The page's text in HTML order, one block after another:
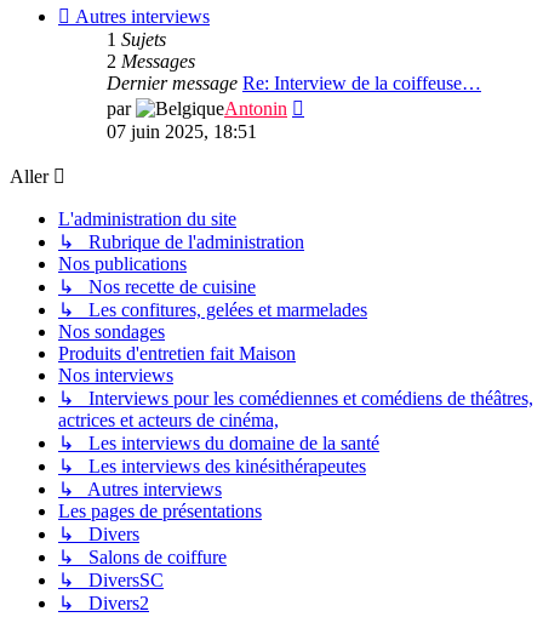
Flux
Autres
interviews
Autres interviews
1 Sujets
2 Messages
Dernier message Re: Interview de la coiffeuse…
par
Antonin
07 juin 2025, 18:51
Aller
L'administration du site
↳ Rubrique de l'administration
Nos publications
↳ Nos recette de cuisine
↳ Les confitures, gelées et marmelades
Nos sondages
Produits d'entretien fait Maison
Nos interviews
↳ Interviews pour les comédiennes et comédiens de théâtres,
actrices et acteurs de cinéma,
↳ Les interviews du domaine de la santé
↳ Les interviews des kinésithérapeutes
↳ Autres interviews
Les pages de présentations
↳ Divers
↳ Salons de coiffure
↳ DiversSC
↳ Divers2